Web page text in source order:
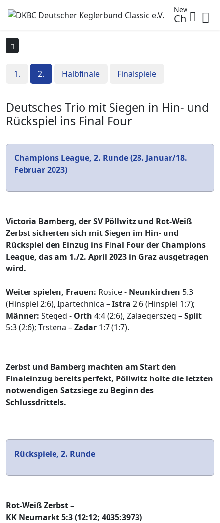
News
1. 2. Halbfinale Finalspiele
Deutsches Trio mit Siegen in Hin- und
Rückspiel ins Final Four
Champions League, 2. Runde (28. Januar/18.
Februar 2023)
Victoria Bamberg, der SV Pöllwitz und Rot-Weiß
Zerbst sicherten sich mit Siegen im Hin- und
Rückspiel den Einzug ins Final Four der Champions
League, das am 1./2. April 2023 in Graz ausgetragen
wird.
Weiter spielen, Frauen: Rosice - Neunkirchen 5:3
(Hinspiel 2:6), Ipartechnica –Istra 2:6 (Hinspiel 1:7);
Männer: Steged - Orth 4:4 (2:6), Zalaegerszeg –Split
5:3 (2:6); Trstena –Zadar 1:7 (1:7).
Zerbst und Bamberg machten am Start den
Finaleinzug bereits perfekt, Pöllwitz holte die letzten
notwendigen Satzsiege zu Beginn des
Schlussdrittels.
Rückspiele, 2. Runde
Rot-Weiß Zerbst –
KK Neumarkt 5:3 (12:12; 4035:3973)